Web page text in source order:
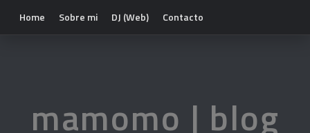
Home Sobre mi DJ (Web) Contacto
mamomo | blog